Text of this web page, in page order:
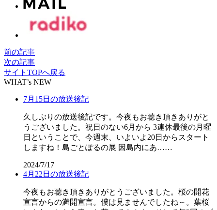
前の記事
次の記事
サイトTOPへ戻る
WHAT’s NEW
7月15日の放送後記
久しぶりの放送後記です。今夜もお聴き頂きありがと
うございました。祝日のない6月から 3連休最後の月曜
日ということで、今週末、いよいよ20日からスタート
しますね！島ごとぽるの展 因島内にあ……
2024/7/17
4月22日の放送後記
今夜もお聴き頂きありがとうございました。桜の開花
宣言からの満開宣言。僕は見ませんでしたね～。葉桜